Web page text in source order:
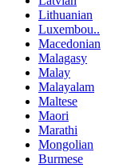
Lithuanian
Luxembou..
Macedonian
Malagasy
Malay
Malayalam
Maltese
Maori
Marathi
Mongolian
Burmese